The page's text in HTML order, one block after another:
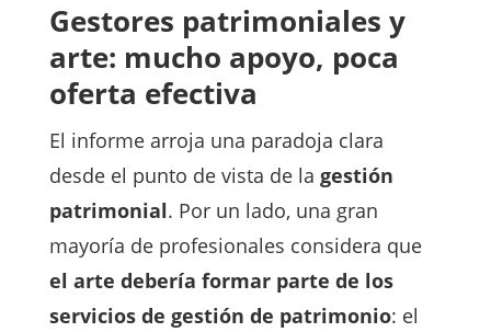
Gestores patrimoniales y
arte: mucho apoyo, poca
oferta efectiva
El informe arroja una paradoja clara
desde el punto de vista de la gestión
patrimonial. Por un lado, una gran
mayoría de profesionales considera que
el arte debería formar parte de los
servicios de gestión de patrimonio: el